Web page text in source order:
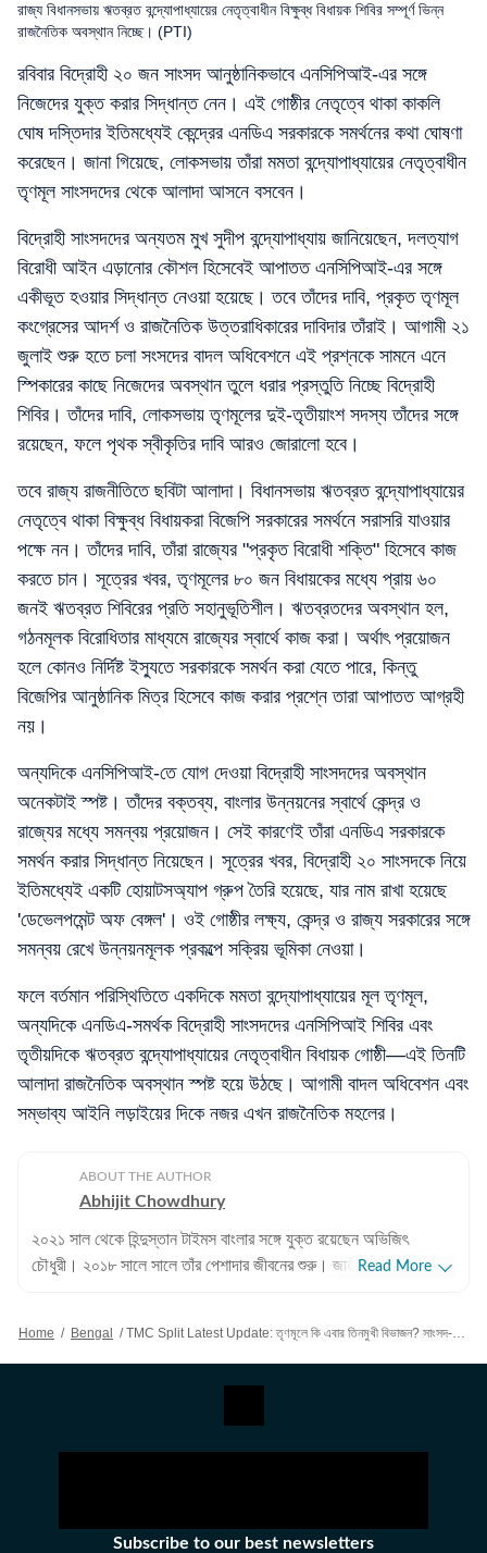
রাজ্য বিধানসভায় ঋতব্রত বন্দ্যোপাধ্যায়ের নেতৃত্বাধীন বিক্ষুব্ধ বিধায়ক শিবির সম্পূর্ণ ভিন্ন
রাজনৈতিক অবস্থান নিচ্ছে। (PTI)
রবিবার বিদ্রোহী ২০ জন সাংসদ আনুষ্ঠানিকভাবে এনসিপিআই-এর সঙ্গে
নিজেদের যুক্ত করার সিদ্ধান্ত নেন। এই গোষ্ঠীর নেতৃত্বে থাকা কাকলি
ঘোষ দস্তিদার ইতিমধ্যেই কেন্দ্রের এনডিএ সরকারকে সমর্থনের কথা ঘোষণা
করেছেন। জানা গিয়েছে, লোকসভায় তাঁরা মমতা বন্দ্যোপাধ্যায়ের নেতৃত্বাধীন
তৃণমূল সাংসদদের থেকে আলাদা আসনে বসবেন।
বিদ্রোহী সাংসদদের অন্যতম মুখ সুদীপ বন্দ্যোপাধ্যায় জানিয়েছেন, দলত্যাগ
বিরোধী আইন এড়ানোর কৌশল হিসেবেই আপাতত এনসিপিআই-এর সঙ্গে
একীভূত হওয়ার সিদ্ধান্ত নেওয়া হয়েছে। তবে তাঁদের দাবি, প্রকৃত তৃণমূল
কংগ্রেসের আদর্শ ও রাজনৈতিক উত্তরাধিকারের দাবিদার তাঁরাই। আগামী ২১
জুলাই শুরু হতে চলা সংসদের বাদল অধিবেশনে এই প্রশ্নকে সামনে এনে
স্পিকারের কাছে নিজেদের অবস্থান তুলে ধরার প্রস্তুতি নিচ্ছে বিদ্রোহী
শিবির। তাঁদের দাবি, লোকসভায় তৃণমূলের দুই-তৃতীয়াংশ সদস্য তাঁদের সঙ্গে
রয়েছেন, ফলে পৃথক স্বীকৃতির দাবি আরও জোরালো হবে।
তবে রাজ্য রাজনীতিতে ছবিটা আলাদা। বিধানসভায় ঋতব্রত বন্দ্যোপাধ্যায়ের
নেতৃত্বে থাকা বিক্ষুব্ধ বিধায়করা বিজেপি সরকারের সমর্থনে সরাসরি যাওয়ার
পক্ষে নন। তাঁদের দাবি, তাঁরা রাজ্যের "প্রকৃত বিরোধী শক্তি" হিসেবে কাজ
করতে চান। সূত্রের খবর, তৃণমূলের ৮০ জন বিধায়কের মধ্যে প্রায় ৬০
জনই ঋতব্রত শিবিরের প্রতি সহানুভূতিশীল। ঋতব্রতদের অবস্থান হল,
গঠনমূলক বিরোধিতার মাধ্যমে রাজ্যের স্বার্থে কাজ করা। অর্থাৎ প্রয়োজন
হলে কোনও নির্দিষ্ট ইস্যুতে সরকারকে সমর্থন করা যেতে পারে, কিন্তু
বিজেপির আনুষ্ঠানিক মিত্র হিসেবে কাজ করার প্রশ্নে তারা আপাতত আগ্রহী
নয়।
অন্যদিকে এনসিপিআই-তে যোগ দেওয়া বিদ্রোহী সাংসদদের অবস্থান
অনেকটাই স্পষ্ট। তাঁদের বক্তব্য, বাংলার উন্নয়নের স্বার্থে কেন্দ্র ও
রাজ্যের মধ্যে সমন্বয় প্রয়োজন। সেই কারণেই তাঁরা এনডিএ সরকারকে
সমর্থন করার সিদ্ধান্ত নিয়েছেন। সূত্রের খবর, বিদ্রোহী ২০ সাংসদকে নিয়ে
ইতিমধ্যেই একটি হোয়াটসঅ্যাপ গ্রুপ তৈরি হয়েছে, যার নাম রাখা হয়েছে
'ডেভেলপমেন্ট অফ বেঙ্গল'। ওই গোষ্ঠীর লক্ষ্য, কেন্দ্র ও রাজ্য সরকারের সঙ্গে
সমন্বয় রেখে উন্নয়নমূলক প্রকল্পে সক্রিয় ভূমিকা নেওয়া।
ফলে বর্তমান পরিস্থিতিতে একদিকে মমতা বন্দ্যোপাধ্যায়ের মূল তৃণমূল,
অন্যদিকে এনডিএ-সমর্থক বিদ্রোহী সাংসদদের এনসিপিআই শিবির এবং
তৃতীয়দিকে ঋতব্রত বন্দ্যোপাধ্যায়ের নেতৃত্বাধীন বিধায়ক গোষ্ঠী—এই তিনটি
আলাদা রাজনৈতিক অবস্থান স্পষ্ট হয়ে উঠছে। আগামী বাদল অধিবেশন এবং
সম্ভাব্য আইনি লড়াইয়ের দিকে নজর এখন রাজনৈতিক মহলের।
ABOUT THE AUTHOR
Abhijit Chowdhury
২০২১ সাল থেকে হিন্দুস্তান টাইমস বাংলার সঙ্গে যুক্ত রয়েছেন অভিজিৎ
চৌধুরী। ২০১৮ সালে সালে তাঁর পেশাদার জীবনের শুরু। জাতীয়, আন্তর্জাতিক
বিষয়ে তাঁর আগ্রহ সবচেয়ে বেশি। কলকাতা বিশ্ববিদ্যালয় থেকে সাংবাদিকতায়
ভারতে কাজ করার অভিজ্ঞতা রয়েছে অভিজিতের। এছাড়া আকাশবাণীতে রেডিও
জকি হিসেবেও কাজ করেছিলেন তিনি। খবরের জগৎ ছাড়া খেলাধুলো, ইতিহাসে
থেকে। এরপর কলকাতা বিশ্ববিদ্যালয় থেকে একই বিষয়ে স্নাতকোত্তর ডিগ্রি
Read More
Home / Bengal / TMC Split Latest Update: তৃণমূলে কি এবার তিনমুখী বিভাজন? সাংসদ-বিধায়কদের পথে স্পষ্ট ফারাক
Subscribe to our best newsletters